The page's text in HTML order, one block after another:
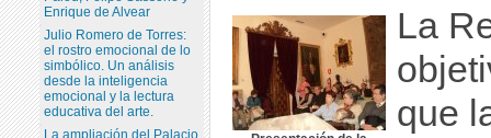
La
que
Enrique de Alvear
Julio Romero de Torres:
el rostro emocional de lo
simbólico. Un análisis
desde la inteligencia
emocional y la lectura
educativa del arte.
La ampliación del Palacio